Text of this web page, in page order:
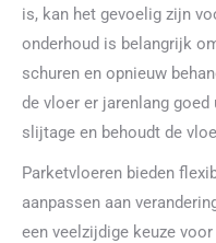
is, kan het gevoelig zijn
onderhoud is belangrijk
schuren en opnieuw
de vloer er jarenlang
slijtage en behoudt de
Parketvloeren bieden
aanpassen aan
een veelzijdige keuze